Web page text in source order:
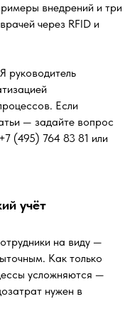
внедрений и три
через RFID и
руководитель
Если
— задайте вопрос
(495) 764 83 81 или
учёт
на виду —
Как только
усложняются —
нужен в